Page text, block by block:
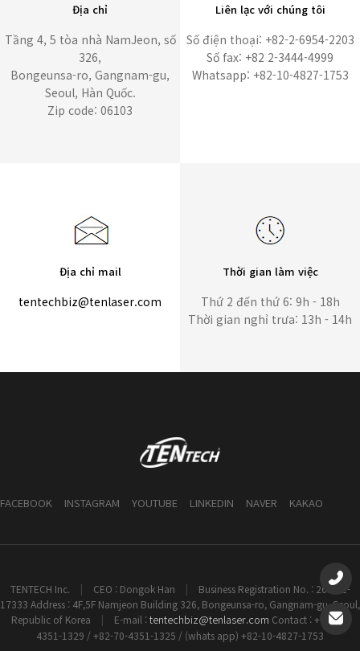
Địa chỉ
Tầng 4, 5 tòa nhà NamJeon, số
326,
Bongeunsa-ro, Gangnam-gu,
Seoul, Hàn Quốc.
Zip code: 06103
Liên lạc với chúng tôi
Số điện thoại: +82-2-6954-2203
Số fax: +82 2-3444-4999
Whatsapp: +82-10-4827-1753
Địa chỉ mail
tentechbiz@tenlaser.com
Thời gian làm việc
Thứ 2 đến thứ 6: 9h - 18h
Thời gian nghỉ trưa: 13h - 14h
FACEBOOK INSTAGRAM YOUTUBE LINKEDIN NAVER KAKAO
TENTECH Inc. | CEO : Dongok Han |
Business Registration No. : 261-81-
17333 Address : 4F,5F Namjeon Building 326, Bongeunsa-ro, Gangnam-gu, Seoul,
Republic of Korea
| E-mail :tentechbiz@tenlaser.com Contact : +82-70-
4351-1329 / +82-70-4351-1325 / (whats app) +82-10-4827-1753